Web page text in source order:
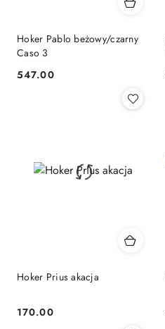
Hoker Pablo beżowy/czarny
Caso 3
Cena:
547.00
Hoker Prius akacja
Cena:
170.00